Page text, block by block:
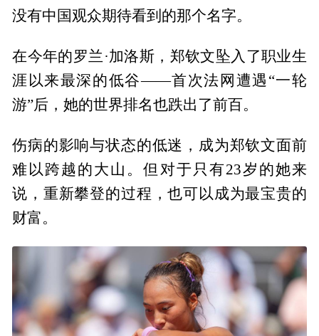
没有中国观众期待看到的那个名字。
在今年的罗兰·加洛斯，郑钦文坠入了职业生
涯以来最深的低谷——首次法网遭遇“一轮
游”后，她的世界排名也跌出了前百。
伤病的影响与状态的低迷，成为郑钦文面前
难以跨越的大山。但对于只有23岁的她来
说，重新攀登的过程，也可以成为最宝贵的
财富。